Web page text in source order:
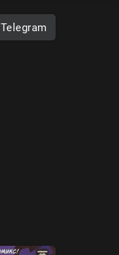
Telegram